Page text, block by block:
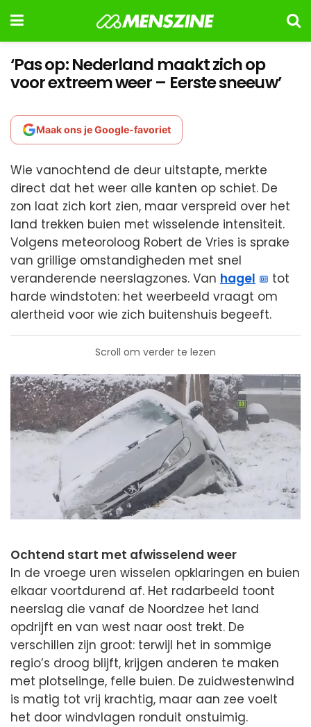
‘Pas op: Nederland maakt zich op
voor extreem weer – Eerste sneeuw’
Maak ons je Google-favoriet
Wie vanochtend de deur uitstapte, merkte
direct dat het weer alle kanten op schiet. De
zon laat zich kort zien, maar verspreid over het
land trekken buien met wisselende intensiteit.
Volgens meteoroloog Robert de Vries is sprake
van grillige omstandigheden met snel
veranderende neerslagzones. Van hagel
tot
harde windstoten: het weerbeeld vraagt om
alertheid voor wie zich buitenshuis begeeft.
Scroll om verder te lezen
Ochtend start met afwisselend weer
In de vroege uren wisselen opklaringen en buien
elkaar voortdurend af. Het radarbeeld toont
neerslag die vanaf de Noordzee het land
opdrijft en van west naar oost trekt. De
verschillen zijn groot: terwijl het in sommige
regio’s droog blijft, krijgen anderen te maken
met plotselinge, felle buien. De zuidwestenwind
is matig tot vrij krachtig, maar aan zee voelt
het door windvlagen ronduit onstuimig.